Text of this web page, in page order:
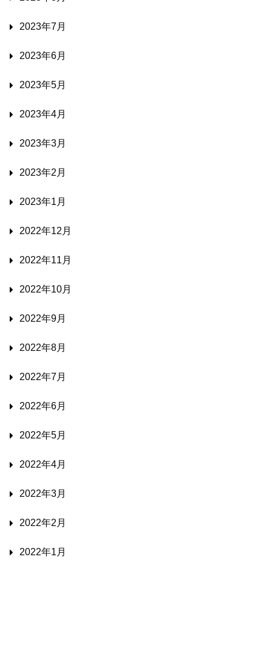
2023年7月
2023年6月
2023年5月
2023年4月
2023年3月
2023年2月
2023年1月
2022年12月
2022年11月
2022年10月
2022年9月
2022年8月
2022年7月
2022年6月
2022年5月
2022年4月
2022年3月
2022年2月
2022年1月